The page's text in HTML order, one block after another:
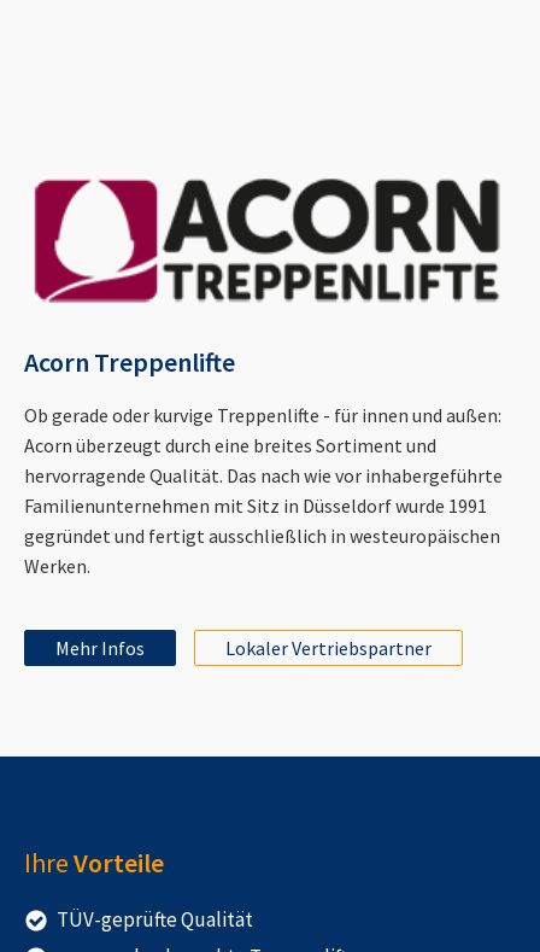
Acorn Treppenlifte
Ob gerade oder kurvige Treppenlifte - für innen und außen:
Acorn überzeugt durch eine breites Sortiment und
hervorragende Qualität. Das nach wie vor inhabergeführte
Familienunternehmen mit Sitz in Düsseldorf wurde 1991
gegründet und fertigt ausschließlich in westeuropäischen
Werken.
Mehr Infos Lokaler Vertriebspartner
IhreVorteile
TÜV-geprüfte Qualität